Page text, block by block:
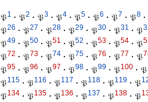
𝔓1 · 𝔓2 · 𝔓3 · 𝔓4 · 𝔓5 · 𝔓6 · 𝔓7 · 𝔓8 ·
𝔓26 · 𝔓27 · 𝔓28 · 𝔓29 · 𝔓30 · 𝔓31 · 𝔓
𝔓49 · 𝔓50 · 𝔓51 · 𝔓52 · 𝔓53 · 𝔓54 · 𝔓
𝔓72 · 𝔓73 · 𝔓74 · 𝔓75 · 𝔓76 · 𝔓77 · 𝔓
𝔓95 · 𝔓96 · 𝔓97 · 𝔓98 · 𝔓99 · 𝔓100 · 𝔓
𝔓115 · 𝔓116 · 𝔓117 · 𝔓118 · 𝔓119 · 𝔓
𝔓134 · 𝔓135 · 𝔓136 · 𝔓137 · 𝔓138 · 𝔓